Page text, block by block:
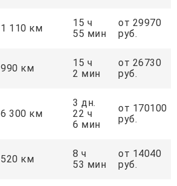
1 110 км
15 ч
55 мин
от 29970
руб.
990 км
15 ч
2 мин
от 26730
руб.
6 300 км
3 дн.
22 ч
6 мин
от 170100
руб.
520 км
8 ч
53 мин
от 14040
руб.